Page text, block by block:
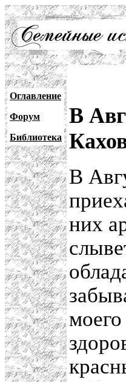
Оглавление
Форум
Библиотека
В
В
них